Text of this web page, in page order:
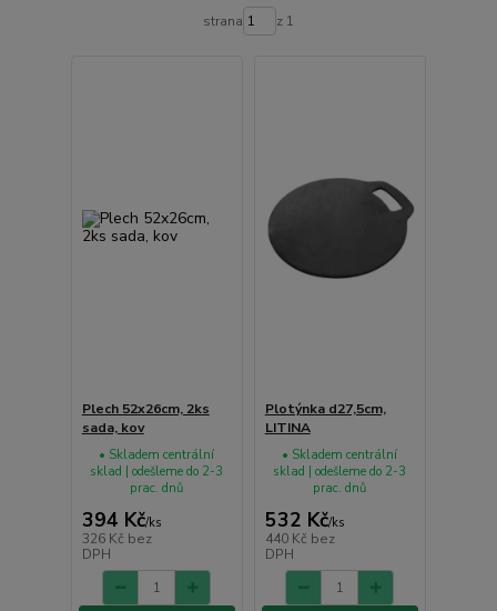
strana z 1
Plech 52x26cm, 2ks
sada, kov
394 Kč/ks
326 Kč bez
DPH
• Skladem centrální
sklad | odešleme do 2-3
prac. dnů
Plotýnka d27,5cm,
LITINA
532 Kč/ks
440 Kč bez
DPH
• Skladem centrální
sklad | odešleme do 2-3
prac. dnů